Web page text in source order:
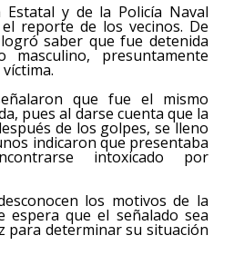
Estatal y de la Policía Naval
reporte de los vecinos. De
saber que fue detenida
presuntamente
que fue el mismo
pues al darse cuenta que la
de los golpes, se lleno
indicaron que presentaba
intoxicado por
los motivos de la
que el señalado sea
para determinar su situación